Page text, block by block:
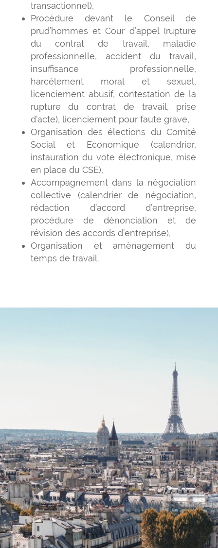
transactionnel),
Procédure devant le Conseil de
prud’hommes et Cour d’appel (rupture
du contrat de travail, maladie
professionnelle, accident du travail,
insuffisance professionnelle,
harcèlement moral et sexuel,
licenciement abusif, contestation de la
rupture du contrat de travail, prise
d’acte), licenciement pour faute grave,
Organisation des élections du Comité
Social et Economique (calendrier,
instauration du vote électronique, mise
en place du CSE),
Accompagnement dans la négociation
collective (calendrier de négociation,
rédaction d’accord d’entreprise,
procédure de dénonciation et de
révision des accords d’entreprise),
Organisation et aménagement du
temps de travail.